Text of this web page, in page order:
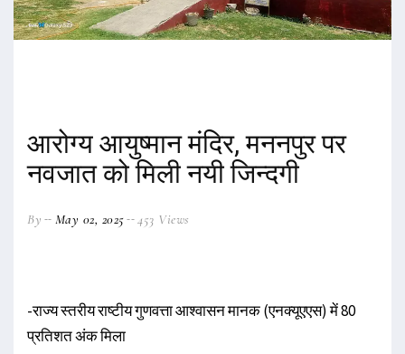
आरोग्य आयुष्मान मंदिर, मननपुर पर
नवजात को मिली नयी जिन्दगी
By May 02, 2025 453 Views
-राज्य स्तरीय राष्टीय गुणवत्ता आश्वासन मानक (एनक्यूएएस) में 80
प्रतिशत अंक मिला